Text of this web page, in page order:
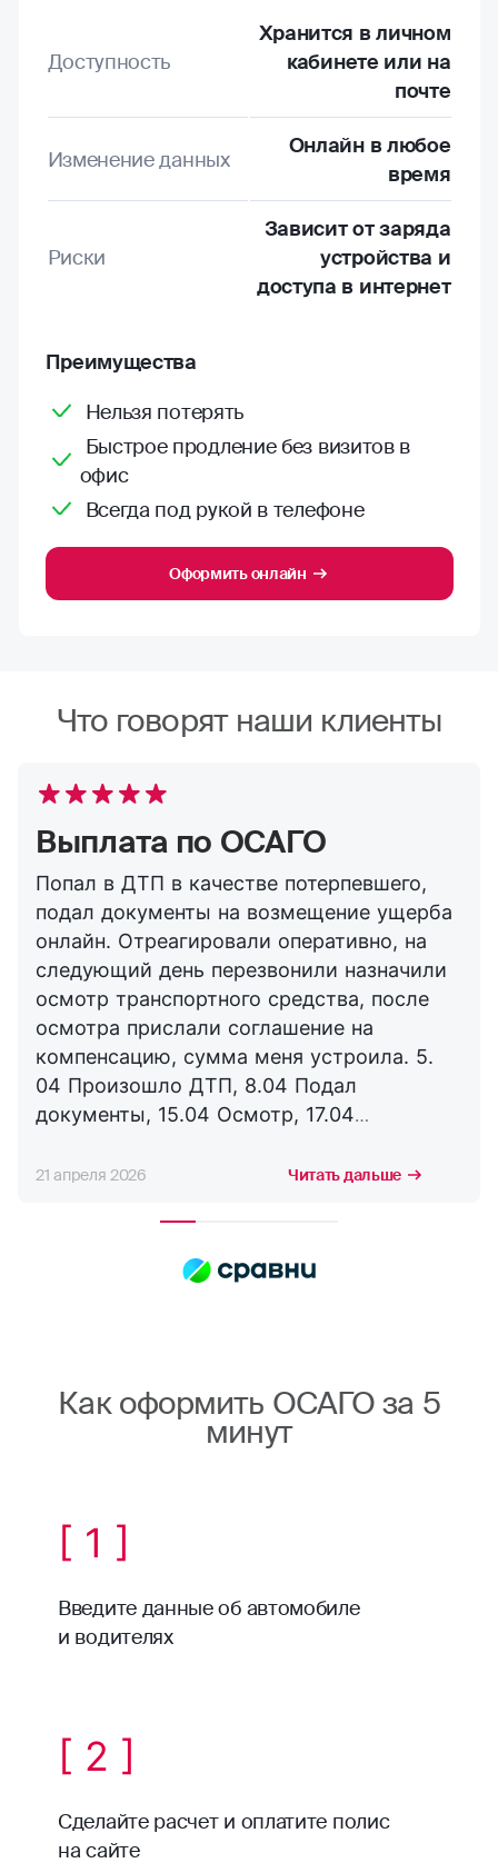
Доступность
Хранится в личном
кабинете или на
почте
Изменение данных
Онлайн в любое
время
Риски
Зависит от заряда
устройства и
доступа в интернет
Преимущества
Нельзя потерять
Быстрое продление без визитов в
офис
Всегда под рукой в телефоне
Оформить онлайн
Что говорят наши клиенты
Выплата по ОСАГО
Попал в ДТП в качестве потерпевшего,
подал документы на возмещение ущерба
онлайн. Отреагировали оперативно, на
следующий день перезвонили назначили
осмотр транспортного средства, после
осмотра прислали соглашение на
компенсацию, сумма меня устроила. 5.
04 Произошло ДТП, 8.04 Подал
документы, 15.04 Осмотр, 17.04
сотрудничать с компанией дальше,
21 апреля 2026 Читать дальше
Как оформить ОСАГО за 5
минут
[ 1 ]
Введите данные об автомобиле
и водителях
[ 2 ]
Сделайте расчет и оплатите полис
на сайте